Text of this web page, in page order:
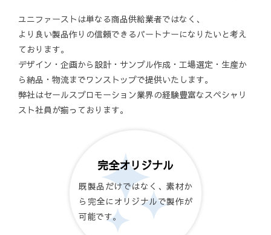
ユニファーストは単なる商品供給業者ではなく、
より良い製品作りの信頼できるパートナーになりたいと考え
ております。
デザイン・企画から設計・サンプル作成・工場選定・生産か
ら納品・物流までワンストップで提供いたします。
弊社はセールスプロモーション業界の経験豊富なスペシャリ
スト社員が揃っております。
完全オリジナル
既製品だけではなく、素材か
ら完全にオリジナルで製作が
可能です。